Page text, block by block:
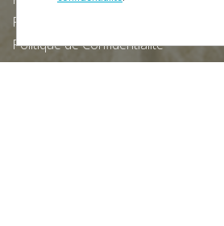
Fiche Technique
Politique de Confidentialité
Termes et conditions